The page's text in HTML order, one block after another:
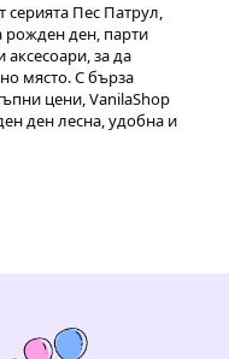
серията Пес Патрул,
рожден ден, парти
за да
място. С бърза
цени, VanilaShop
ден лесна, удобна и